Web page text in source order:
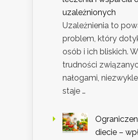
uzależnionych
Uzależnienia to
problem, który
osób i ich bliskich.
trudności
nałogami,
staje …
diecie –